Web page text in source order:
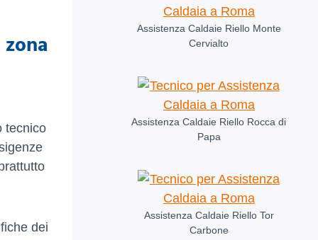
tecnico
dei
Assistenza Caldaie Riello Monte
Cervialto
Assistenza Caldaie Riello Rocca di
Papa
Assistenza Caldaie Riello Tor
Carbone